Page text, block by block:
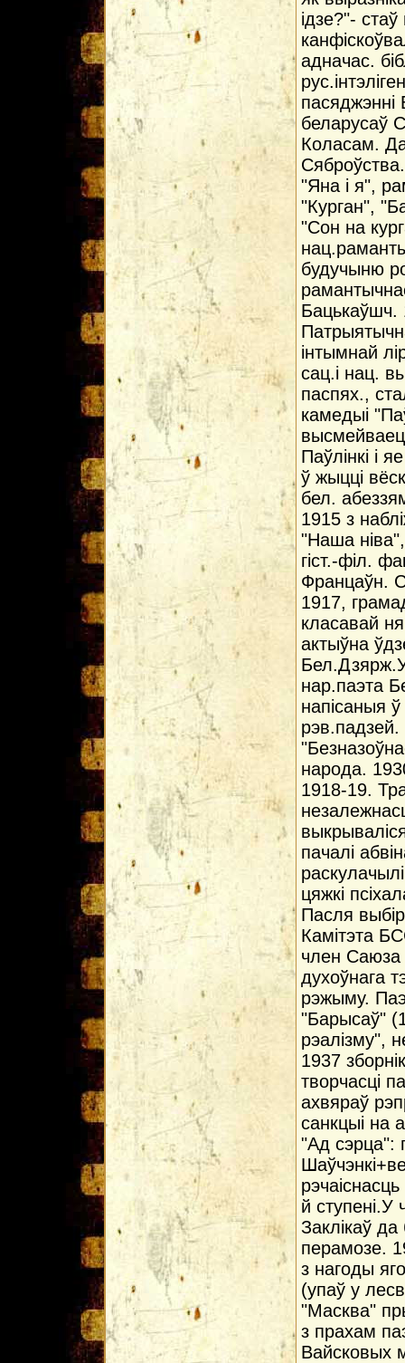
ідзе?"-
адначас.
пасяджэннi
беларусаў
Коласам.
"Яна і я",
"Курган",
"Сон на
будучыню
Бацькаўшч.
інтымнай
сац.і нац.
паспях.,
камедыі
Паўлінкі і
ў жыцці
бел.
1915 з
"Наша
гіст.-філ.
Францаўн.
1917,
класавай
актыўна
нар.паэта
напісаныя
рэв.падзей.
народа.
1918-19.
пачалі
цяжкі
Пасля
Камітэта
член Саюза
духоўнага
рэжыму.
"Барысаў"
рэалізму",
1937
творчасці
ахвяраў
санкцыi на
"Ад сэрца":
й
Заклікаў
перамозе.
з нагоды
(упаў у
"Масква"
з прахам
Вайсковых